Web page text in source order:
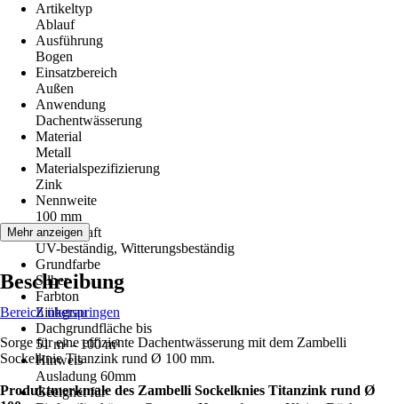
Artikeltyp
Ablauf
Ausführung
Bogen
Einsatzbereich
Außen
Anwendung
Dachentwässerung
Material
Metall
Materialspezifizierung
Zink
Nennweite
100 mm
Eigenschaft
UV-beständig, Witterungsbeständig
Grundfarbe
Silber
Farbton
Zinkgrau
Dachgrundfläche bis
51 m² - 100 m²
Hinweis
Ausladung 60mm
Geeignet für
Mehr anzeigen
Beschreibung
Bereich überspringen
Sorge für eine effiziente Dachentwässerung mit dem Zambelli
Sockelknie Titanzink rund Ø 100 mm.
Produktmerkmale des Zambelli Sockelknies Titanzink rund Ø